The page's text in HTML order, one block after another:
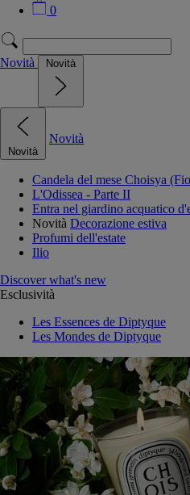
0
Novità Novità
Novità
Novità
Candela del mese Choisya
L'Odissea - Parte II
Entra nel giardino acquatico
Novità Decorazione estiva
Profumi dell'estate
Ilio
Discover what's new
Esclusività
Les Essences de Diptyque
Les Mondes de Diptyque